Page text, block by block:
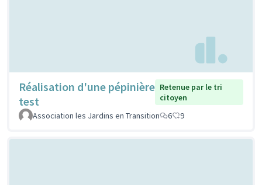
Réalisation d'une pépinière
test
Retenue par le tri
citoyen
Association les Jardins en Transition
6 9